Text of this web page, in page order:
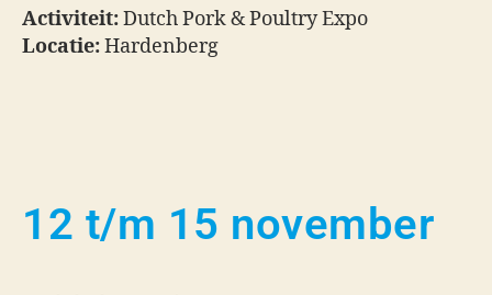
Activiteit:Dutch Pork & Poultry Expo
Locatie:Hardenberg
12 t/m 15 november